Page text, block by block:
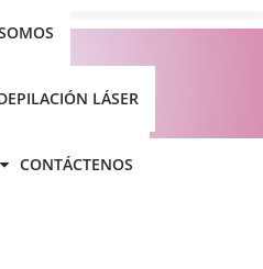
LÁSER
CONTÁCTENOS